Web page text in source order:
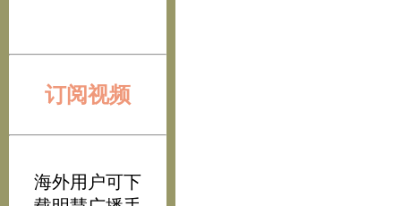
订阅视频
海外用户可下